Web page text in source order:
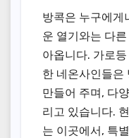
방콕은 누구에게
운 열기와는 다
아옵니다. 가로
한 네온사인들은
만들어 주며, 다
리고 있습니다.
는 이곳에서, 특